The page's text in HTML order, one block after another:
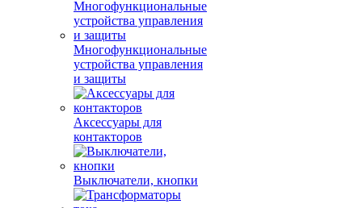
Многофункциональные
устройства управления
и защиты
Аксессуары для
контакторов
Выключатели, кнопки